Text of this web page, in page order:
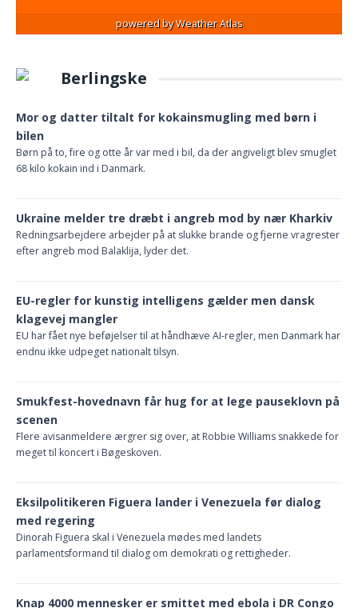
powered byWeather Atlas
Berlingske
Mor og datter tiltalt for kokainsmugling med børn i
bilen
Børn på to, fire og otte år var med i bil, da der angiveligt blev smuglet
68 kilo kokain ind i Danmark.
Ukraine melder tre dræbt i angreb mod by nær Kharkiv
Redningsarbejdere arbejder på at slukke brande og fjerne vragrester
efter angreb mod Balaklija, lyder det.
EU-regler for kunstig intelligens gælder men dansk
klagevej mangler
EU har fået nye beføjelser til at håndhæve AI-regler, men Danmark har
endnu ikke udpeget nationalt tilsyn.
Smukfest-hovednavn får hug for at lege pauseklovn på
scenen
Flere avisanmeldere ærgrer sig over, at Robbie Williams snakkede for
meget til koncert i Bøgeskoven.
Eksilpolitikeren Figuera lander i Venezuela før dialog
med regering
Dinorah Figuera skal i Venezuela mødes med landets
parlamentsformand til dialog om demokrati og rettigheder.
Knap 4000 mennesker er smittet med ebola i DR Congo